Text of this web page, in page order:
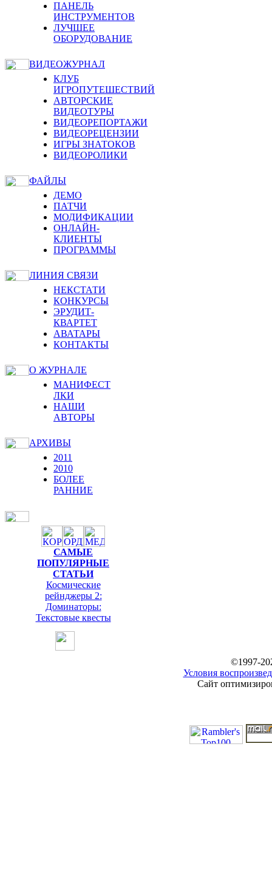
ПАНЕЛЬ
ИНСТРУМЕНТОВ
ЛУЧШЕЕ
ОБОРУДОВАНИЕ
ВИДЕОЖУРНАЛ
КЛУБ
ИГРОПУТЕШЕСТВИЙ
АВТОРСКИЕ
ВИДЕОТУРЫ
ВИДЕОРЕПОРТАЖИ
ВИДЕОРЕЦЕНЗИИ
ИГРЫ ЗНАТОКОВ
ВИДЕОРОЛИКИ
ФАЙЛЫ
ДЕМО
ПАТЧИ
МОДИФИКАЦИИ
ОНЛАЙН-
КЛИЕНТЫ
ПРОГРАММЫ
ЛИНИЯ СВЯЗИ
НЕКСТАТИ
КОНКУРСЫ
ЭРУДИТ-
КВАРТЕТ
АВАТАРЫ
КОНТАКТЫ
О ЖУРНАЛЕ
МАНИФЕСТ
ЛКИ
НАШИ
АВТОРЫ
АРХИВЫ
2011
2010
БОЛЕЕ
РАННИЕ
САМЫЕ
ПОПУЛЯРНЫЕ
СТАТЬИ
Космические
рейнджеры 2:
Доминаторы:
Текстовые квесты
©1997-
Условия
Сайт